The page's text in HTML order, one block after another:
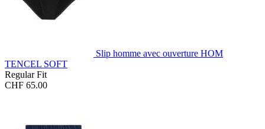
Slip homme avec ouverture HOM
TENCEL SOFT
Regular Fit
CHF 65.00